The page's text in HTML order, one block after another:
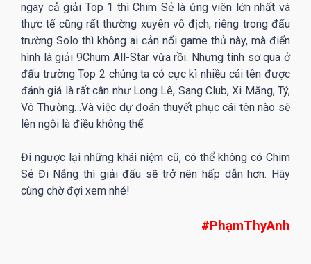
ngay cả giải Top 1 thì Chim Sẻ là ứng viên lớn nhất và
thực tế cũng rất thường xuyên vô địch, riêng trong đấu
trường Solo thì không ai cản nổi game thủ này, mà điển
hình là giải 9Chum All-Star vừa rồi. Nhưng tính sơ qua ở
đấu trường Top 2 chúng ta có cực kì nhiều cái tên được
đánh giá là rất cân như Long Lê, Sang Club, Xi Măng, Tý,
Vô Thường…Và việc dự đoán thuyết phục cái tên nào sẽ
lên ngôi là điều không thể.
Đi ngược lại những khái niệm cũ, có thể không có Chim
Sẻ Đi Nắng thì giải đấu sẽ trở nên hấp dẫn hơn. Hãy
cùng chờ đợi xem nhé!
#PhạmThyAnh